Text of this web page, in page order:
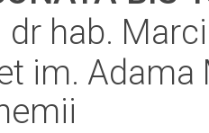
dr hab.
im.